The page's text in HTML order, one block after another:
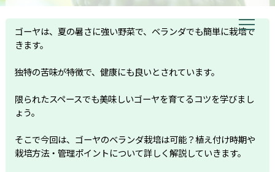
ゴーヤは、夏の暑さに強い野菜で、ベランダでも簡単に栽培で
きます。
独特の苦味が特徴で、健康にも良いとされています。
限られたスペースでも美味しいゴーヤを育てるコツを学びまし
ょう。
そこで今回は、ゴーヤのベランダ栽培は可能？植え付け時期や
栽培方法・管理ポイントについて詳しく解説していきます。